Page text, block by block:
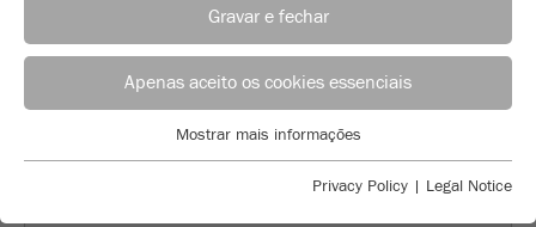
Gravar e fechar
Apenas aceito os cookies essenciais
Cookies essenciais são necessários para funções básicas do
Mostrar mais informações
Privacy Policy | Legal Notice
Applications Laboratory
Leos Benes
Industriestrasse 8
55743 Idar-Oberstein
Telefone+49 67 84 70 122